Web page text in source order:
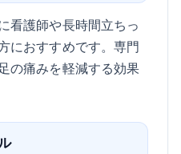
看護師や長時間立ちっ
におすすめです。専門
の痛みを軽減する効果